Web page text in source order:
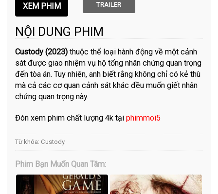
TRAILER
NỘI DUNG PHIM
Custody (2023) thuộc thể loại hành động về một cảnh
sát được giao nhiệm vụ hộ tống nhân chứng quan trọng
đến tòa án. Tuy nhiên, anh biết rằng không chỉ có kẻ thù
mà cả các cơ quan cảnh sát khác đều muốn giết nhân
chứng quan trọng này.
Đón xem phim chất lượng 4k tạiphimmoi5
Từ khóa: Custody.
Phim Bạn Muốn Quan Tâm: